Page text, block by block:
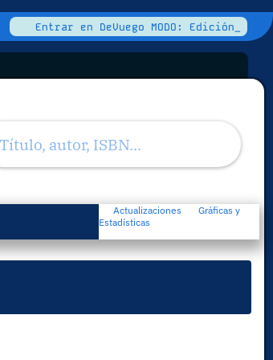
Entrar en DeVuego MODO: Edición_
Actualizaciones
Gráficas y
Estadísticas